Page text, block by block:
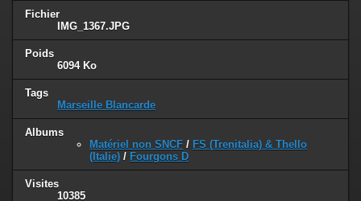
Fichier
IMG_1367.JPG
Poids
6094 Ko
Tags
Marseille Blancarde
Albums
Matériel non SNCF / FS (Trenitalia) & Thello
(Italie) / Fourgons D
Visites
10385